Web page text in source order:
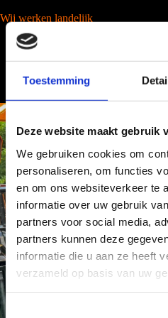
Toestemming
Deze website maakt gebruik
We gebruiken cookies om
personaliseren, om functies
en om ons websiteverkeer te
informatie over uw gebruik
partners voor social media,
partners kunnen deze
informatie die u aan ze heeft
verzameld op basis van uw
Wij werken landelijk